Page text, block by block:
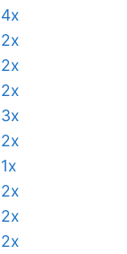
4x
2x
2x
2x
3x
2x
1x
2x
2x
2x